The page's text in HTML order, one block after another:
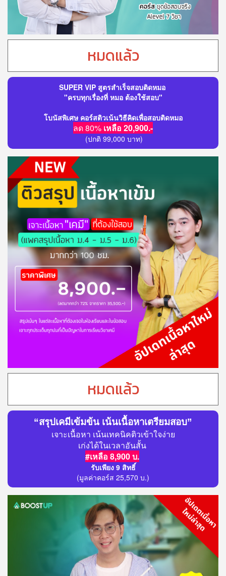
หมดแล้ว
SUPER VIP สูตรสำเร็จสอบติดหมอ
"ครบทุกเรื่องที่ หมอ ต้องใช้สอบ"
โบนัสพิเศษ คอร์สติวเน้นวิธีคิดเพื่อสอบติดหมอ
ลด 80% เหลือ 20,900.-
(ปกติ 99,000 บาท)
หมดแล้ว
“สรุปเคมีเข้มข้น เน้นเนื้อหาเตรียมสอบ”
เจาะเนื้อหา เน้นเทคนิคติวเข้าใจง่าย
เก่งได้ในเวลาอันสั้น
#เหลือ 8,900 บ.
รับเพียง 9 สิทธิ์
(มูลค่าคอร์ส 25,570 บ.)